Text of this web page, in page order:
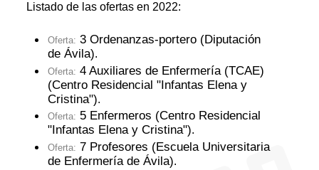
Listado de las ofertas en 2022:
Oferta: 3 Ordenanzas-portero (Diputación
de Ávila).
Oferta: 4 Auxiliares de Enfermería (TCAE)
(Centro Residencial "Infantas Elena y
Cristina").
Oferta: 5 Enfermeros (Centro Residencial
"Infantas Elena y Cristina").
Oferta: 7 Profesores (Escuela Universitaria
de Enfermería de Ávila).